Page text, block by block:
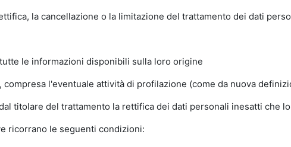
la cancellazione o la limitazione del trattamento dei dati
le informazioni disponibili sulla loro origine
l'eventuale attività di profilazione (come da nuova
titolare del trattamento la rettifica dei dati personali inesatti che
ricorrano le seguenti condizioni: